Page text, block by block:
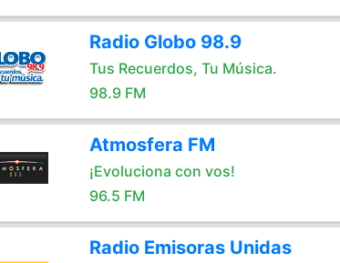
Radio Globo 98.9
Tus Recuerdos, Tu Música.
98.9 FM
Atmosfera FM
¡Evoluciona con vos!
96.5 FM
Radio Emisoras Unidas